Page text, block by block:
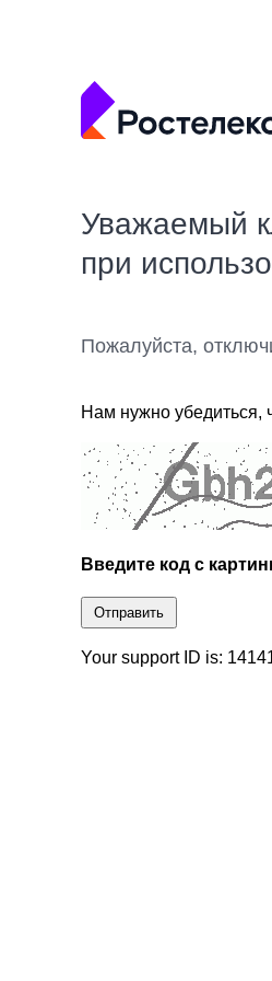
Уважаемый
при
Пожалуйста,
Нам нужно убедиться,
Введите код с
Отправить
Your support ID is: